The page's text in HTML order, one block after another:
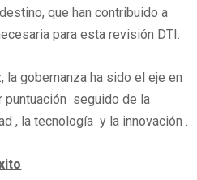
que han contribuido a
para esta revisión DTI.
la gobernanza ha sido el eje en
puntuación seguido de la
, la tecnología y la innovación .